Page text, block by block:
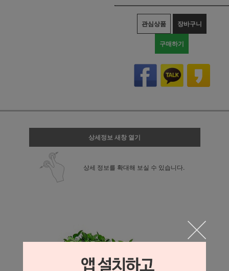
관심상품 장바구니
구매하기
상세정보 새창 열기
상세 정보를 확대해 보실 수 있습니다.